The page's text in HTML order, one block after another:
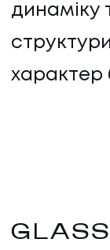
динаміку
характер